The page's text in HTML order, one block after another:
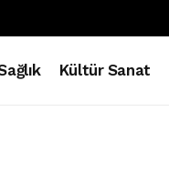
Kültür Sanat